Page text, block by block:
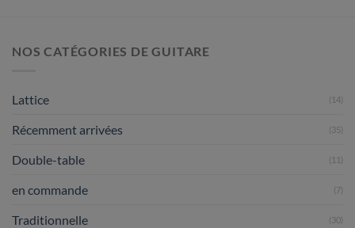
NOS CATÉGORIES DE GUITARE
Lattice (14)
Récemment arrivées (35)
Double-table (11)
en commande (7)
Traditionnelle (30)